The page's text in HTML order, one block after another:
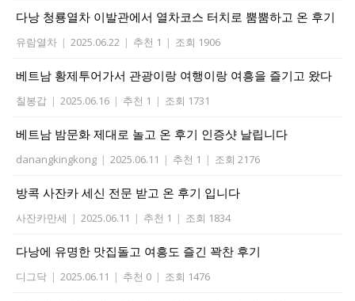
다낭 청룡열차 이발관에서 열차코스 터치로 뿜뿜하고 온 후기
유람열차 | 2025.06.22 | 추천 1 | 조회 1906
베트남 황제투어가서 관광이랑 여행이랑 여흥을 즐기고 왔다
칠봉갑 | 2025.06.16 | 추천 1 | 조회 1731
베트남 밤문화 제대로 놀고 온 후기 인증샷 날립니다
danangkingkong | 2025.06.11 | 추천 1 | 조회 2176
방콕 사잔카 세신 전문 받고 온 후기 입니다
사잔카만세 | 2025.06.11 | 추천 1 | 조회 1834
다낭에 유명한 맛집돌고 여흥도 즐긴 꽉찬 후기
디그닥 | 2025.06.11 | 추천 0 | 조회 1476